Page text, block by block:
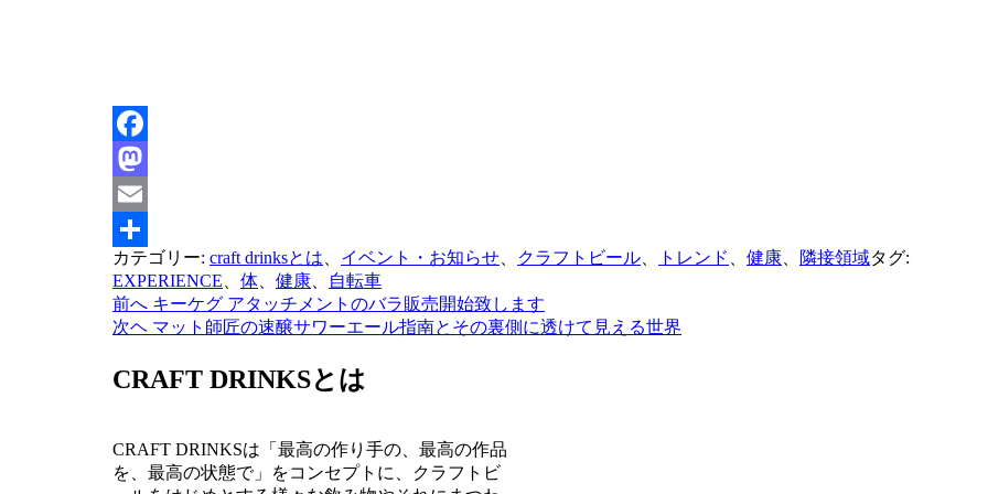
Facebook
Mastodon
Email
共
有
カテゴリー: craft drinksとは イベント・お知らせ クラフトビール トレンド 健康 隣接領域タグ:
EXPERIENCE
体 健康 自転車
投
稿
ナ
ゲ
ー
前へ キーケグ アタッチメントのバラ販売開始致します
次ヘ マット師匠の速醸サワーエール指南とその裏側に透けて見える世界
CRAFT DRINKSとは
CRAFT DRINKSは「最高の作り手の、最高の作品
を、最高の状態で」をコンセプトに、クラフトビ